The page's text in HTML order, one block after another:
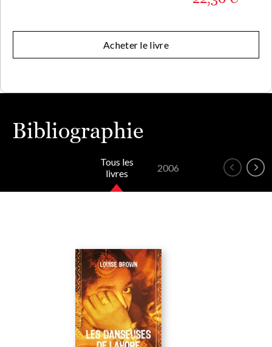
Acheter le livre
Bibliographie
Tous les
livres
2006